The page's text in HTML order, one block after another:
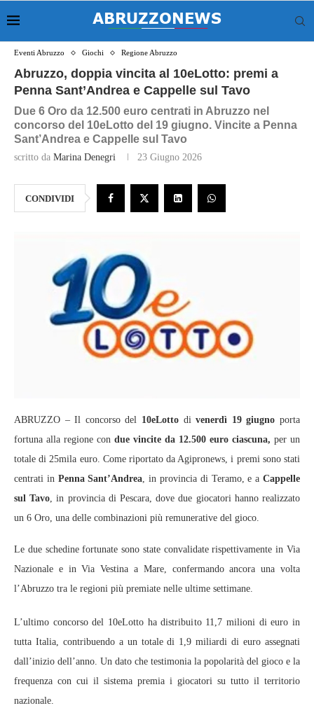
Eventi Abruzzo Giochi Regione Abruzzo
Abruzzo, doppia vincita al 10eLotto: premi a
Penna Sant’Andrea e Cappelle sul Tavo
Due 6 Oro da 12.500 euro centrati in Abruzzo nel
concorso del 10eLotto del 19 giugno. Vincite a Penna
Sant’Andrea e Cappelle sul Tavo
scritto da Marina Denegri 23 Giugno 2026
CONDIVIDI
ABRUZZO – Il concorso del 10eLotto divenerdì 19 giugno porta
fortuna alla regione con due vincite da 12.500 euro ciascuna, per un
totale di 25mila euro. Come riportato da Agipronews, i premi sono stati
centrati in Penna Sant’Andrea, in provincia di Teramo, e aCappelle
sul Tavo, in provincia di Pescara, dove due giocatori hanno realizzato
un 6 Oro, una delle combinazioni più remunerative del gioco.
Le due schedine fortunate sono state convalidate rispettivamente in Via
Nazionale e in Via Vestina a Mare, confermando ancora una volta
l’Abruzzo tra le regioni più premiate nelle ultime settimane.
L’ultimo concorso del 10eLotto ha distribuito 11,7 milioni di euro in
tutta Italia, contribuendo a un totale di 1,9 miliardi di euro assegnati
dall’inizio dell’anno. Un dato che testimonia la popolarità del gioco e la
frequenza con cui il sistema premia i giocatori su tutto il territorio
nazionale.